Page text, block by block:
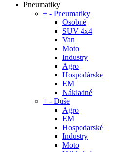
Pneumatiky
+ - Pneumatiky
Osobné
SUV 4x4
Van
Moto
Industry
Agro
Hospodárske
EM
Nákladné
+ - Duše
Agro
EM
Hospodarské
Industry
Moto